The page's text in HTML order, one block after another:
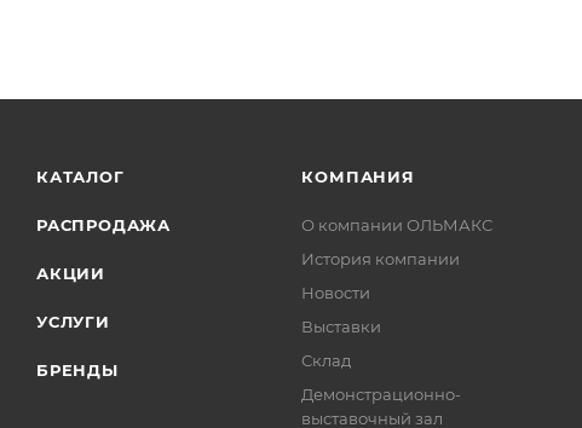
КАТАЛОГ
РАСПРОДАЖА
АКЦИИ
УСЛУГИ
БРЕНДЫ
КОМПАНИЯ
О компании ОЛЬМАКС
История компании
Новости
Выставки
Склад
Демонстрационно-
выставочный зал